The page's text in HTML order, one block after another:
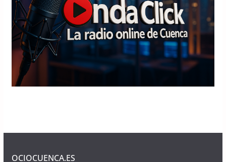
OCIOCUENCA.ES